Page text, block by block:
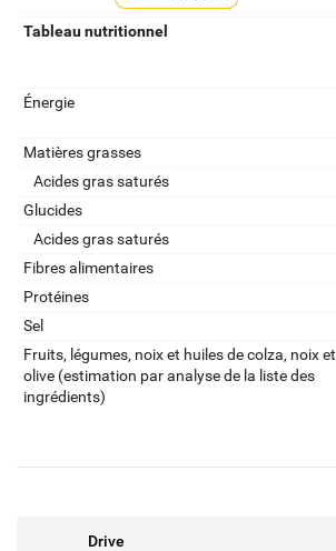
Tableau nutritionnel
Énergie
Matières grasses
Acides gras saturés
Glucides
Acides gras saturés
Fibres alimentaires
Protéines
Sel
Fruits‚ légumes‚ noix et huiles de colza‚ noix et
olive (estimation par analyse de la liste des
ingrédients)
Drive